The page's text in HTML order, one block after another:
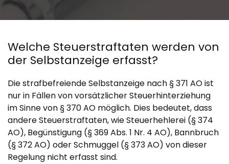
Welche Steuerstraftaten werden von
der Selbstanzeige erfasst?
Die strafbefreiende Selbstanzeige nach § 371 AO ist
nur in Fällen von vorsätzlicher Steuerhinterziehung
im Sinne von § 370 AO möglich. Dies bedeutet, dass
andere Steuerstraftaten, wie Steuerhehlerei (§ 374
AO), Begünstigung (§ 369 Abs. 1 Nr. 4 AO), Bannbruch
(§ 372 AO) oder Schmuggel (§ 373 AO) von dieser
Regelung nicht erfasst sind.